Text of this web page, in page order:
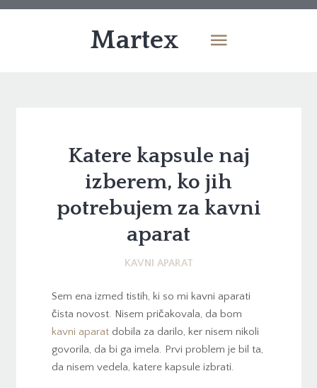
Martex
Katere kapsule naj
izberem, ko jih
potrebujem za kavni
aparat
KAVNI APARAT
Sem ena izmed tistih, ki so mi kavni aparati
čista novost. Nisem pričakovala, da bom
kavni aparatdobila za darilo, ker nisem nikoli
govorila, da bi ga imela. Prvi problem je bil ta,
da nisem vedela, katere kapsule izbrati.